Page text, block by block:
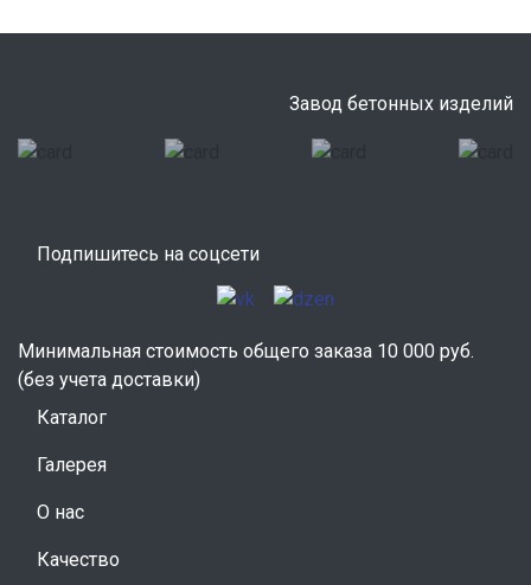
Завод бетонных изделий
Подпишитесь на соцсети
Минимальная стоимость общего заказа 10 000 руб.
(без учета доставки)
Каталог
Галерея
О нас
Качество